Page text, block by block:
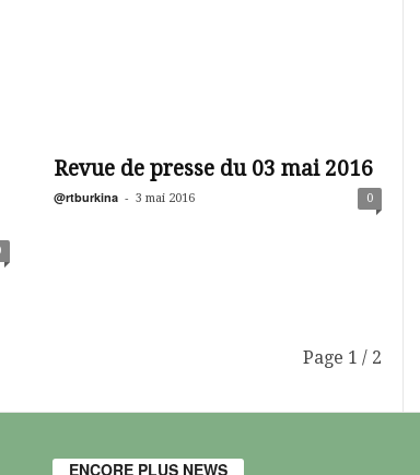
Revue de presse du 03 mai 2016
@rtburkina - 3 mai 2016 0
Page 1 / 2
ENCORE PLUS NEWS